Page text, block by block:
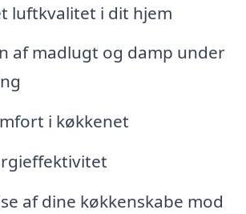
luftkvalitet i dit hjem
af madlugt og damp under
i køkkenet
af dine køkkenskabe mod